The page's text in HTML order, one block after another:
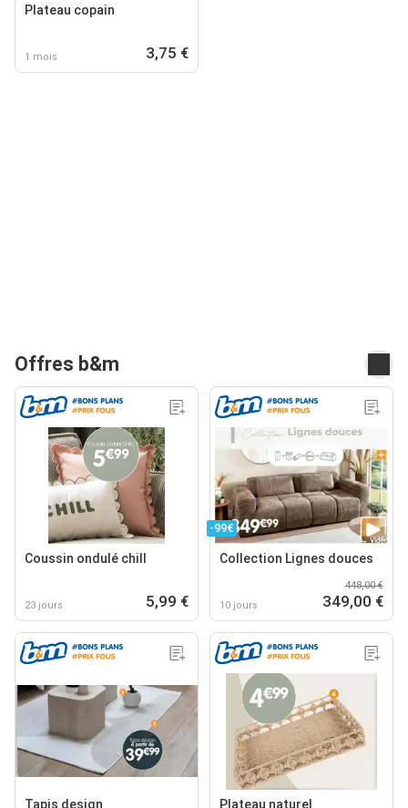
Plateau copain
1 mois 3,75 €
Offres b&m
Coussin ondulé chill
23 jours 5,99 €
-99€
Collection Lignes douces
10 jours
448,00 €
349,00 €
Tapis design Plateau naturel